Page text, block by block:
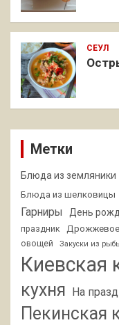
СЕУЛ
Метки
Блюда из земляники
Блюда из шелковицы
Гарниры День
праздник
Дрожжевое
овощей
Закуски из
Киевская
кухня
На
Пекинская